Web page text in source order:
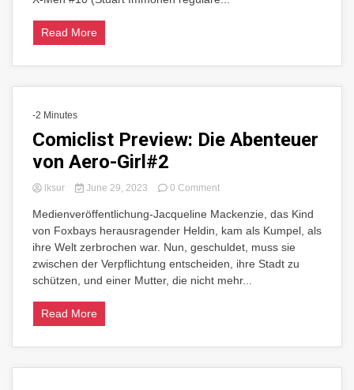
Read More
-2 Minutes
Comiclist Preview: Die Abenteuer
von Aero-Girl#2
lksur June 29, 2023 0 Commenton
Preview:
Die
Abenteuer
Aero-
Girl#2
Medienveröffentlichung-Jacqueline Mackenzie, das Kind
von Foxbays herausragender Heldin, kam als Kumpel, als
ihre Welt zerbrochen war. Nun, geschuldet, muss sie
zwischen der Verpflichtung entscheiden, ihre Stadt zu
schützen, und einer Mutter, die nicht mehr...
Read More